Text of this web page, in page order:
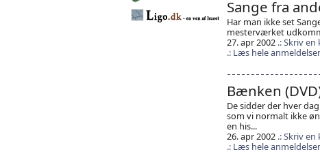
Sange fra
Har man ikke set
mesterværket
27. apr 2002
Skriv en
Læs hele
Bænken
De sidder der hver
som vi normalt ikke
en his...
26. apr 2002
Skriv en
Læs hele